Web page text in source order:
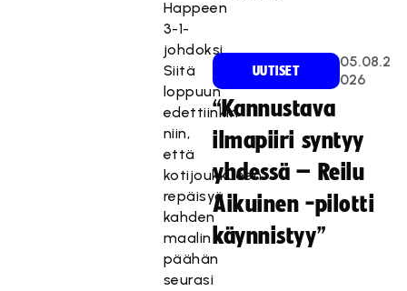
Happeen
3-1-
johdoksi.
Siitä
loppuun
edettiinkin
niin,
että
kotijoukkueen
repäisyä
kahden
maalin
päähän
seurasi
UUTISET
05.08.2
026
“Kannustava
ilmapiiri syntyy
yhdessä – Reilu
Aikuinen -pilotti
käynnistyy”